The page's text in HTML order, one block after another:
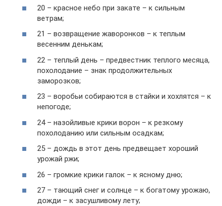
20 – красное небо при закате – к сильным
ветрам;
21 – возвращение жаворонков – к теплым
весенним денькам;
22 – теплый день – предвестник теплого месяца,
похолодание – знак продолжительных
заморозков;
23 – воробьи собираются в стайки и хохлятся – к
непогоде;
24 – назойливые крики ворон – к резкому
похолоданию или сильным осадкам;
25 – дождь в этот день предвещает хороший
урожай ржи;
26 – громкие крики галок – к ясному дню;
27 – тающий снег и солнце – к богатому урожаю,
дожди – к засушливому лету;